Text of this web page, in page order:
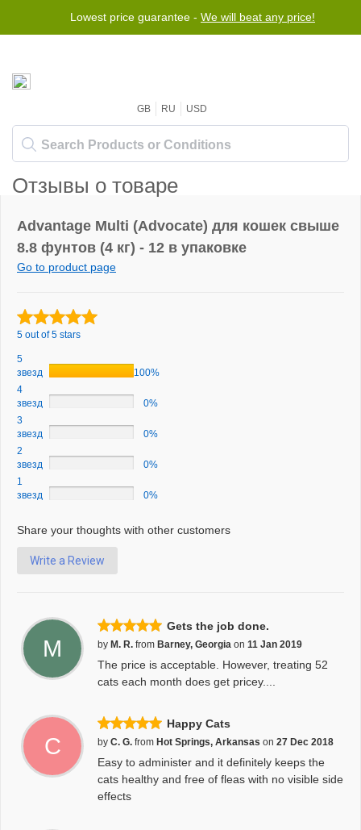
Lowest price guarantee - We will beat any price!
GB RU USD
Отзывы о товаре
Advantage Multi (Advocate) для кошек свыше
8.8 фунтов (4 кг) - 12 в упаковке
Go to product page
5 out of 5 stars
5
звезд
100%
4
звезд
0%
3
звезд
0%
2
звезд
0%
1
звезд
0%
Share your thoughts with other customers
Write a Review
M
Gets the job done.
by M. R. from Barney, Georgia on 11 Jan 2019
The price is acceptable. However, treating 52
cats each month does get pricey....
C
Happy Cats
by C. G. from Hot Springs, Arkansas on 27 Dec 2018
Easy to administer and it definitely keeps the
cats healthy and free of fleas with no visible side
effects